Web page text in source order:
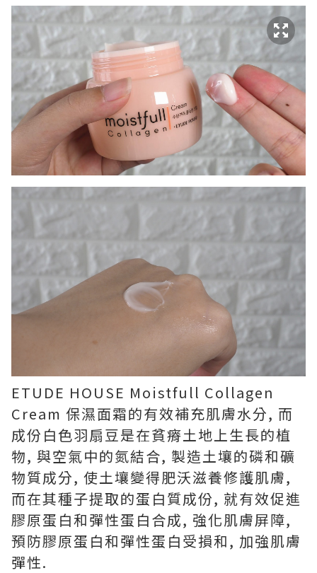
ETUDE HOUSE Moistfull Collagen
Cream 保濕面霜的有效補充肌膚水分, 而
成份白色羽扇豆是在貧瘠土地上生長的植
物, 與空氣中的氮結合, 製造土壤的磷和礦
物質成分, 使土壤變得肥沃滋養修護肌膚,
而在其種子提取的蛋白質成份, 就有效促進
膠原蛋白和彈性蛋白合成, 強化肌膚屏障,
預防膠原蛋白和彈性蛋白受損和, 加強肌膚
彈性.